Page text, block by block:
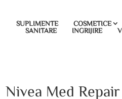
SUPLIMENTE COSMETICE
SANITARE
INGRIJIRE
Nivea Med